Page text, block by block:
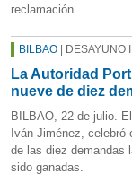
reclamación.
BILBAO | DESAYUNO
La Autoridad
nueve de diez
BILBAO, 22 de julio.
Iván Jiménez, celebró
de las diez demandas
sido ganadas.